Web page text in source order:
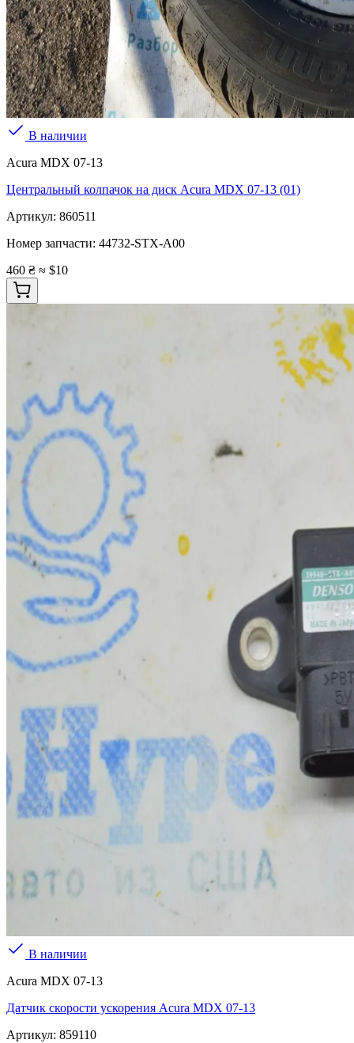
В наличии
Acura MDX 07-13
Центральный колпачок на диск Acura MDX 07-13 (01)
Артикул: 860511
Номер запчасти: 44732-STX-A00
460 ₴ ≈ $10
В наличии
Acura MDX 07-13
Датчик скорости ускорения Acura MDX 07-13
Артикул: 859110